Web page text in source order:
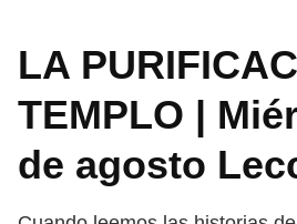
LA
TEMPLO |
de agosto